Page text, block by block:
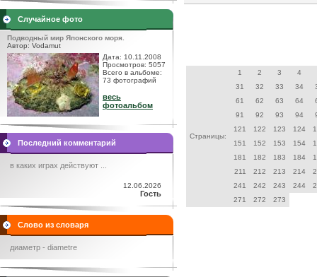
Случайное фото
Подводный мир Японского моря.
Автор: Vodamut
Дата: 10.11.2008
Просмотров: 5057
Всего в альбоме:
73 фотографий
весь
фотоальбом
Последний комментарий
в каких играх действуют ...
12.06.2026
Гость
Слово из словаря
диаметр - diametre
Страницы:
1 2 3
4
31
32 33 34
61
62 63 64
91
92 93 94
121
122 123 124
151
152 153 154
181
182 183 184
211
212 213 214
241
242 243 244
271
272 273